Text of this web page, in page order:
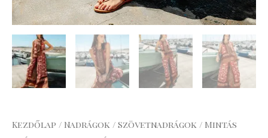
Kezdőlap / Nadrágok / Szövetnadrágok / Mintás